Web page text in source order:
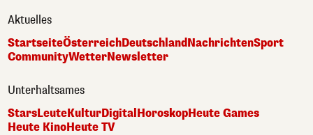
Aktuelles
StartseiteÖsterreichDeutschlandNachrichtenSport
CommunityWetterNewsletter
Unterhaltsames
StarsLeuteKulturDigital HoroskopHeute Games
Heute KinoHeute TV